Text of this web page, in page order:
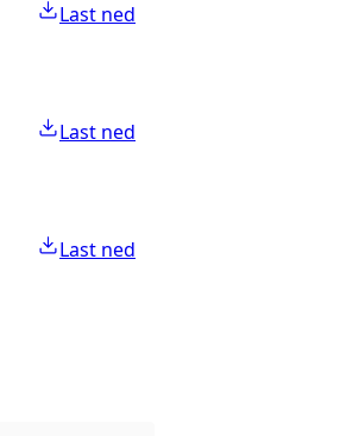
Last ned
Last ned
Last ned